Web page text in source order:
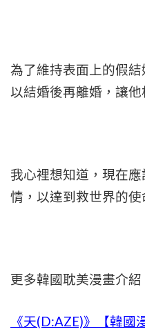
為了維持表面上的假
以結婚後再離婚，讓
我心裡想知道，現在
情，以達到救世界的使
更多韓國耽美漫畫介紹
《天(D:AZE)》【韓國